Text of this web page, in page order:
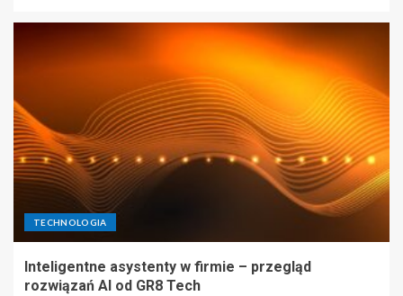
TECHNOLOGIA
Inteligentne asystenty w firmie – przegląd
rozwiązań AI od GR8 Tech